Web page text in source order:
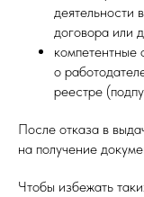
деятельности
договора или
компетентные
о
реестре
После отказа в
на получение
Чтобы избежать